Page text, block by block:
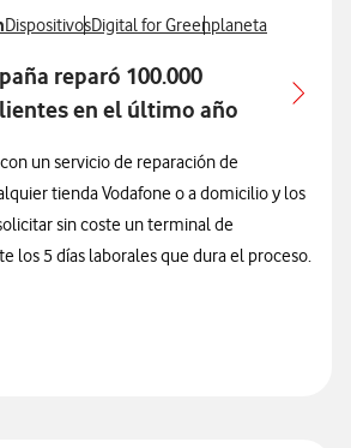
relacionados con
Ver más notas de prensa relacionados con
DispositivosVer más notas de prensa
Digital for GreenVer más notas de
planeta
reparó 100.000
en el último año
un servicio de reparación de
tienda Vodafone o a domicilio y los
sin coste un terminal de
los 5 días laborales que dura el proceso.